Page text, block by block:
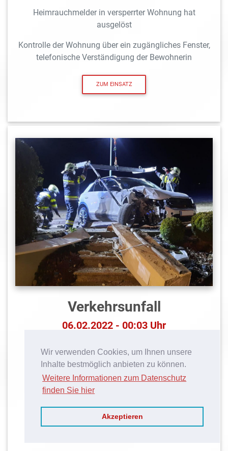
Wir verwenden Cookies, um Ihnen unsere
Inhalte bestmöglich anbieten zu können.
Weitere Informationen zum Datenschutz
finden Sie hier
Akzeptieren
Heimrauchmelder in versperrter Wohnung hat
ausgelöst
Kontrolle der Wohnung über ein zugängliches Fenster,
telefonische Verständigung der Bewohnerin
ZUM EINSATZ
Verkehrsunfall
06.02.2022 - 00:03 Uhr
Ein PKW ist in eine Betonsäule gefahren
Absichern der Unfallstelle, Bergen des verunfallten
PKWs mittels SRF-Kran
ZUM EINSATZ